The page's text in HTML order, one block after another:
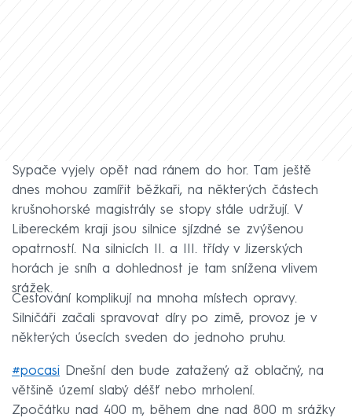
Sypače vyjely opět nad ránem do hor. Tam ještě
dnes mohou zamířit běžkaři, na některých částech
krušnohorské magistrály se stopy stále udržují. V
Libereckém kraji jsou silnice sjízdné se zvýšenou
opatrností. Na silnicích II. a III. třídy v Jizerských
horách je sníh a dohlednost je tam snížena vlivem
srážek.
Cestování komplikují na mnoha místech opravy.
Silničáři začali spravovat díry po zimě, provoz je v
některých úsecích sveden do jednoho pruhu.
#pocasi Dnešní den bude zatažený až oblačný, na
většině území slabý déšť nebo mrholení.
Zpočátku nad 400 m, během dne nad 800 m srážky